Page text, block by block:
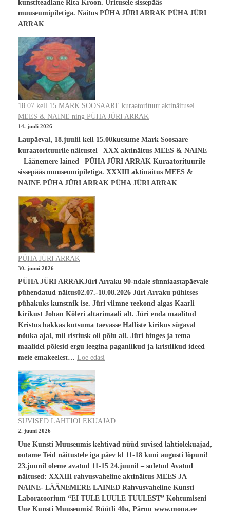
kunstiteadlane Rita Kroon. Üritusele sissepääs
muuseumipiletiga. Näitus PÜHA JÜRI ARRAK PÜHA JÜRI
ARRAK
18.07 kell 15 MARK SOOSAARE kuraatorituur aktinäitusel
MEES & NAINE ning PÜHA JÜRI ARRAK
14. juuli 2026
Laupäeval, 18.juulil kell 15.00kutsume Mark Soosaare
kuraatorituurile näitustel– XXX aktinäitus MEES & NAINE
– Läänemere lained– PÜHA JÜRI ARRAK Kuraatorituurile
sissepääs muuseumipiletiga. XXXIII aktinäitus MEES &
NAINE PÜHA JÜRI ARRAK PÜHA JÜRI ARRAK
PÜHA JÜRI ARRAK
30. juuni 2026
PÜHA JÜRI ARRAKJüri Arraku 90-ndale sünniaastapäevale
pühendatud näitus02.07.-10.08.2026 Jüri Arraku pühitses
pühakuks kunstnik ise. Jüri viimne teekond algas Kaarli
kirikust Johan Köleri altarimaali alt. Jüri enda maalitud
Kristus hakkas kutsuma taevasse Halliste kirikus sügaval
nõuka ajal, mil ristiusk oli põlu all. Jüri hinges ja tema
maalidel põlesid ergu leegina paganlikud ja kristlikud ideed
meie emakeelest… Loe edasi
SUVISED LAHTIOLEKUAJAD
2. juuni 2026
Uue Kunsti Muuseumis kehtivad nüüd suvised lahtiolekuajad,
ootame Teid näitustele iga päev kl 11-18 kuni augusti lõpuni!
23.juunil oleme avatud 11-15 24.juunil – suletud Avatud
näitused: XXXIII rahvusvaheline aktinäitus MEES JA
NAINE- LÄÄNEMERE LAINED Rahvusvaheline Kunsti
Laboratoorium “EI TULE LUULE TUULEST” Kohtumiseni
Uue Kunsti Muuseumis! Rüütli 40a, Pärnu www.mona.ee